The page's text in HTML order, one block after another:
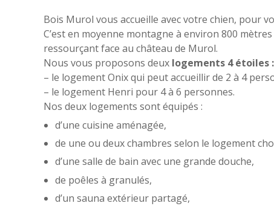
Bois Murol vous accueille avec votre chien, pour
C’est en moyenne montagne à environ 800
ressourçant face au château de Murol.
Nous vous proposons deux logements 4 étoiles :
– le logement Onix qui peut accueillir de 2 à 4
– le logement Henri pour 4 à 6 personnes.
Nos deux logements sont équipés :
d’une cuisine aménagée,
de une ou deux chambres selon le logement
d’une salle de bain avec une grande douche,
de poêles à granulés,
d’un sauna extérieur partagé,